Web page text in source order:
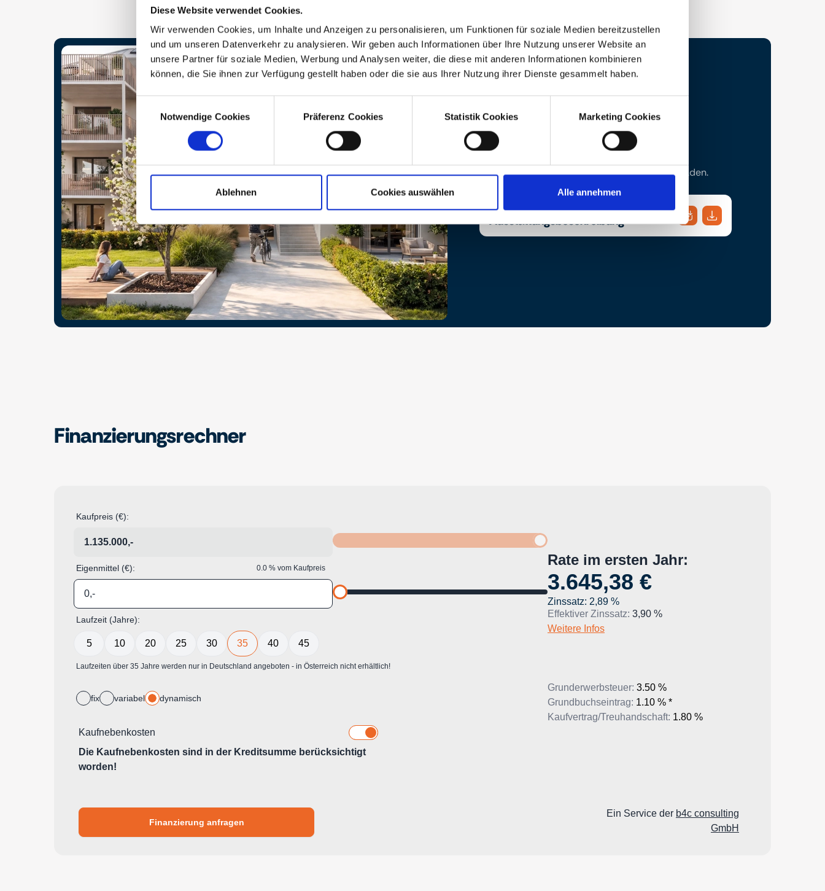
Diese Website verwendet Cookies.
Wir verwenden Cookies, um Inhalte und Anzeigen zu personalisieren, um Funktionen für soziale Medien bereitzustellen
und um unseren Datenverkehr zu analysieren. Wir geben auch Informationen über Ihre Nutzung unserer Website an
unsere Partner für soziale Medien, Werbung und Analysen weiter, die diese mit anderen Informationen kombinieren
können, die Sie ihnen zur Verfügung gestellt haben oder die sie aus Ihrer Nutzung ihrer Dienste gesammelt haben.
Consent
SelectionNotwendige Cookies Präferenz Cookies Statistik Cookies Marketing Cookies
Ablehnen Cookies auswählen Alle annehmen
Download
Ausstattungsbeschreibung bequem herunterladen.
Bau- und
Ausstattungsbeschreibung
Finanzierungsrechner